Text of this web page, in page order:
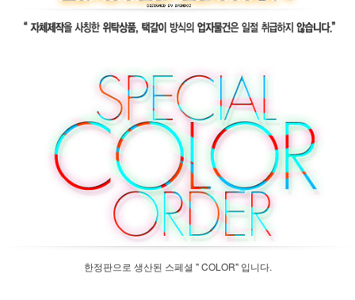
한정판으로 생산된 스페셜 " COLOR" 입니다.